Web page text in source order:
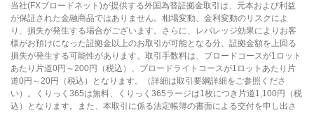
当社(FXブロードネット)が提供する外国為替証拠金取引は、元本および利益
が保証された金融商品ではありません。相場変動、金利変動のリスクによ
り、損失が発生する場合がございます。さらに、レバレッジ効果によりお客
様がお預けになった証拠金以上のお取引が可能となる分、証拠金額を上回る
損失が発生する可能性があります。取引手数料は、ブロードコースが1ロット
あたり片道0円～200円（税込）、ブロードライトコースが1ロットあたり片
道0円～20円（税込）となります。（詳細は取引要綱詳細をご参照くださ
い）。くりっく365は無料、くりっく365ラージは1枚につき片道1,100円（税
込）となります。また、本取引に係る法定帳簿の書面による交付を申し出さ